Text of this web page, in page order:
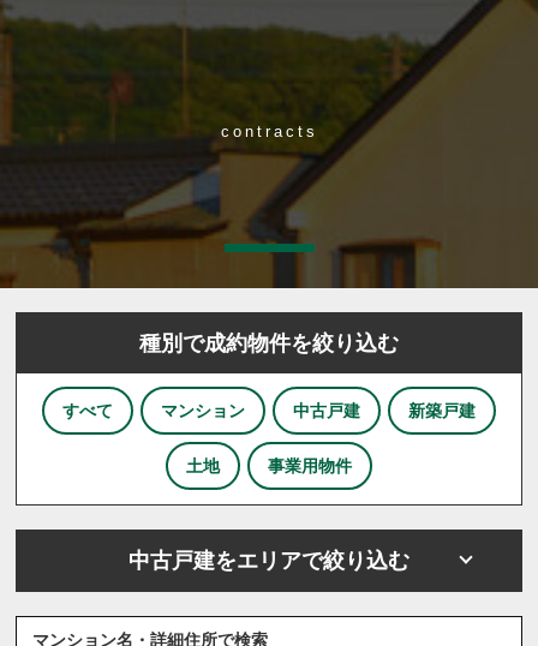
contracts
種別で成約物件を絞り込む
すべて マンション 中古戸建 新築戸建
土地 事業用物件
中古戸建をエリアで絞り込む
マンション名・詳細住所で検索